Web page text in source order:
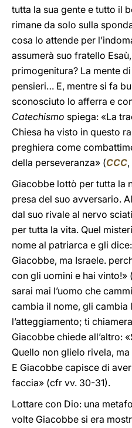
tutta la sua gente e tutto il
rimane da solo sulla
cosa lo attende per
assumerà suo fratello
primogenitura? La mente
pensieri… E, mentre si fa
sconosciuto lo afferra e
Catechismo spiega: «La
Chiesa ha visto in questo
preghiera come
della perseveranza» (CCC
Giacobbe lottò per tutta la
presa del suo avversario.
dal suo rivale al nervo
per tutta la vita. Quel
nome al patriarca e gli
Giacobbe, ma Israele.
con gli uomini e hai vinto!»
sarai mai l’uomo che
cambia il nome, gli cambia
l’atteggiamento; ti
Giacobbe chiede all’altro:
Quello non glielo rivela,
E Giacobbe capisce di
faccia» (cfr vv. 30-31).
Lottare con Dio: una
volte Giacobbe si era